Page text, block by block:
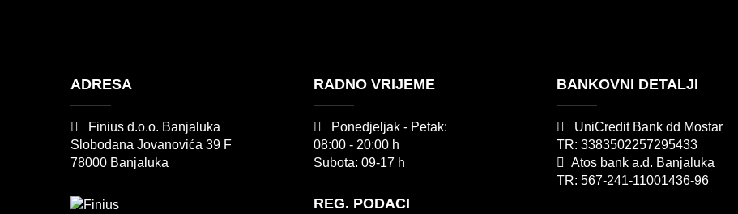
ADRESA
Finius d.o.o. Banjaluka
Slobodana Jovanovića 39 F
78000 Banjaluka
RADNO VRIJEME
Ponedjeljak - Petak:
08:00 - 20:00 h
Subota: 09-17 h
REG. PODACI
BANKOVNI DETALJI
UniCredit Bank dd Mostar
TR: 3383502257295433
Atos bank a.d. Banjaluka
TR: 567-241-11001436-96